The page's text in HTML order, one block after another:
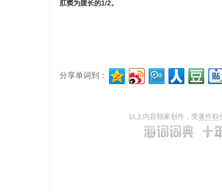
肛窦为腹长的1/2。
分享单词到：
以上内容独家创作，受著作权